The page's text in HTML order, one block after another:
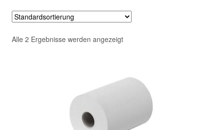
Alle 2 Ergebnisse werden angezeigt